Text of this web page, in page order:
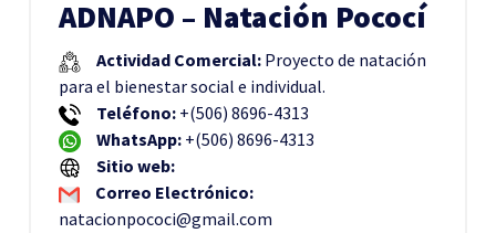
ADNAPO – Natación Pococí
Actividad Comercial: Proyecto de natación
para el bienestar social e individual.
Teléfono: +(506) 8696-4313
WhatsApp: +(506) 8696-4313
Sitio web:
Correo Electrónico:
natacionpococi@gmail.com